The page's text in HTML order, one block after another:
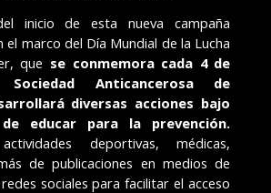
inicio de esta nueva campaña
el marco del Día Mundial de la Lucha
que se conmemora cada 4 de
Anticancerosa de
diversas acciones bajo
educar para la prevención.
deportivas, médicas,
de publicaciones en medios de
sociales para facilitar el acceso